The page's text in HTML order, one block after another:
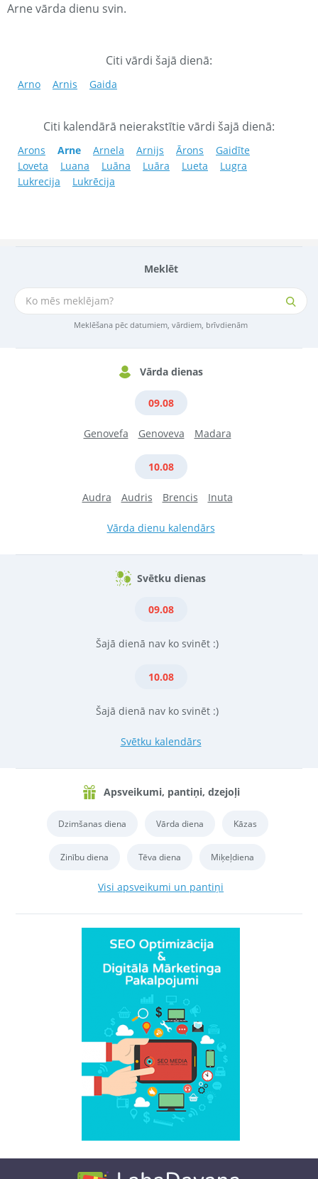
Meklēt
Meklēšana pēc datumiem, vārdiem, brīvdienām
Vārda dienas
09.08
Genovefa Genoveva Madara
10.08
Audra Audris Brencis Inuta
Vārda dienu kalendārs
Svētku dienas
09.08
Šajā dienā nav ko svinēt :)
10.08
Šajā dienā nav ko svinēt :)
Svētku kalendārs
Apsveikumi, pantiņi, dzejoļi
Dzimšanas diena Vārda diena Kāzas
Zinību diena Tēva diena Miķeļdiena
Visi apsveikumi un pantiņi
Arne vārda dienu svin.
Citi vārdi šajā dienā:
Arno Arnis Gaida
Citi kalendārā neierakstītie vārdi šajā dienā:
Arons Arne Arnela Arnijs Ārons
Gaidīte
Loveta
Luana Luāna Luāra Lueta
Lugra
Lukrecija
Lukrēcija